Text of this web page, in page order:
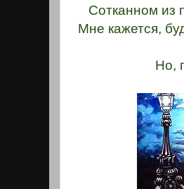
Сотканном из
Мне кажется,
Но,